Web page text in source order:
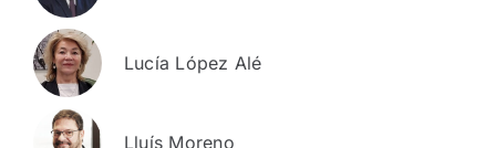
Lucía López Alé
Lluís Moreno